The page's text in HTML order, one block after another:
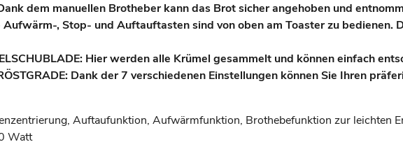
dem manuellen Brotheber kann das Brot sicher angehoben und
Aufwärm-, Stop- und Auftauftasten sind von oben am Toaster zu
Hier werden alle Krümel gesammelt und können einfach
Dank der 7 verschiedenen Einstellungen können Sie Ihren
Auftaufunktion, Aufwärmfunktion, Brothebefunktion zur leichten
Watt